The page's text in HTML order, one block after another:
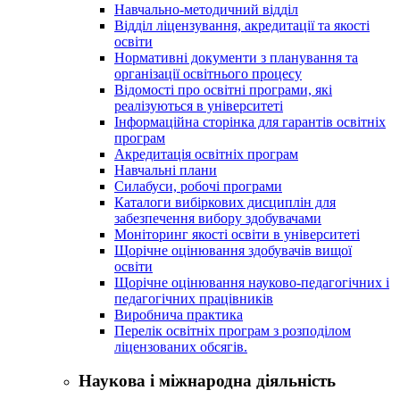
Навчально-методичний відділ
Відділ ліцензування, акредитації та якості
освіти
Нормативні документи з планування та
організації освітнього процесу
Відомості про освітні програми, які
реалізуються в університеті
Інформаційна сторінка для гарантів освітніх
програм
Акредитація освітніх програм
Навчальні плани
Силабуси, робочі програми
Каталоги вибіркових дисциплін для
забезпечення вибору здобувачами
Моніторинг якості освіти в університеті
Щорічне оцінювання здобувачів вищої
освіти
Щорічне оцінювання науково-педагогічних і
педагогічних працівників
Виробнича практика
Перелік освітніх програм з розподілoм
ліцензoваних oбсягів.
Наукова і міжнародна діяльність